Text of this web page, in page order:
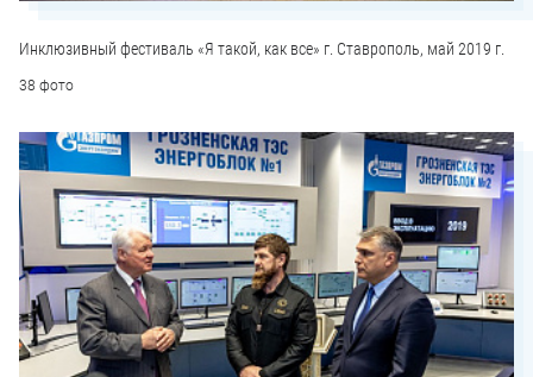
Инклюзивный фестиваль «Я такой, как все» г. Ставрополь, май 2019 г.
38 фото